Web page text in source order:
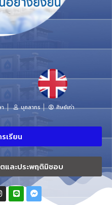
บุคลากร ศิษย์เก่า
เรียน
และประพฤติมิชอบ